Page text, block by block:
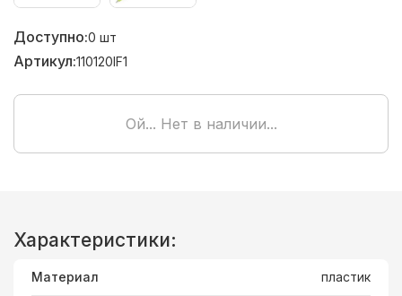
Доступно:0 шт
Артикул:110120IF1
Ой... Нет в наличии...
Характеристики:
Материал пластик